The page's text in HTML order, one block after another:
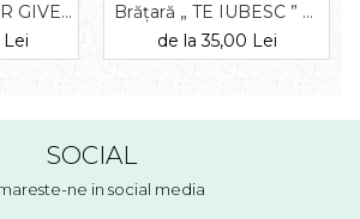
GIVE
Brățară „ TE IUBESC ” —
morse, diverse materiale
de la 35,00 Lei
SOCIAL
ne in social media